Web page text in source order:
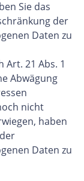
Sie das
der
Daten zu
Art. 21 Abs. 1
Abwägung
nicht
haben
Daten zu